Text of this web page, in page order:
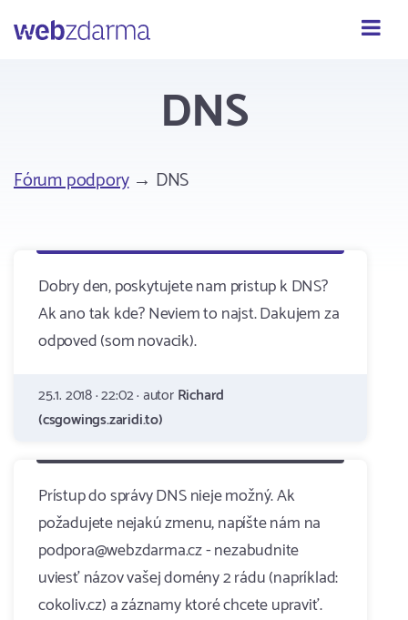
Webzdarma
DNS
Fórum podpory→ DNS
Dobry den, poskytujete nam pristup k DNS?
Ak ano tak kde? Neviem to najst. Dakujem za
odpoved (som novacik).
25.1. 2018 · 22:02 · autorRichard
(csgowings.zaridi.to)
Prístup do správy DNS nieje možný. Ak
požadujete nejakú zmenu, napíšte nám na
podpora@webzdarma.cz - nezabudnite
uviesť názov vašej domény 2 rádu (napríklad:
cokoliv.cz) a záznamy ktoré chcete upraviť.